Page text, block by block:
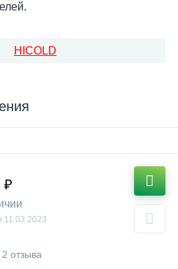
HICOLD
2 отзыва
₽
11.03.2023